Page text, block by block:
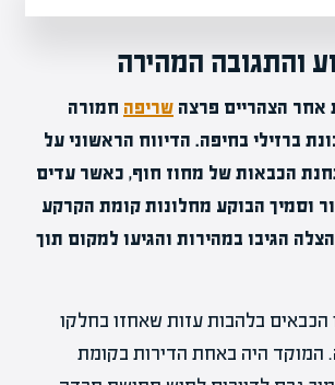
והתגובה המהירה
אחר הצהריים פרצה שריפה חמורה
ברזילי בחיפה. הדיווח הראשוני על
הכבאות של מחוז חוף, כאשר עדים
וסמיך הבוקע מחלונות קומת הקרקע
הגיבו במהירות והגיעו למקום תוך
בלהבות עזות שאחזו בחלקו
המוקד היה באחת הדירות בקומת